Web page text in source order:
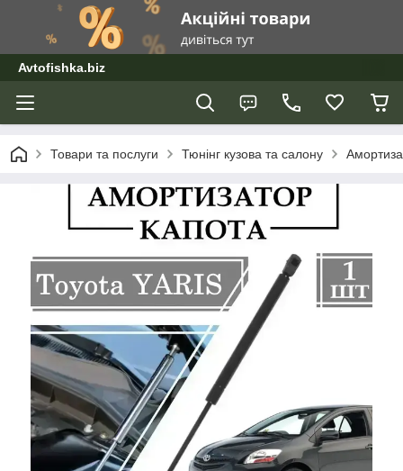
Avtofishka.biz
Товари та послуги Тюнінг кузова та салону